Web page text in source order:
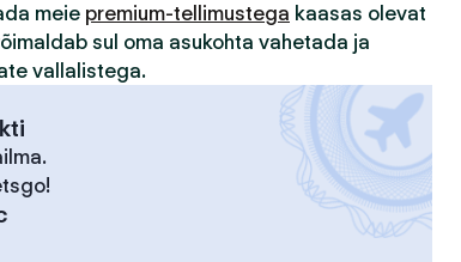
meie premium-tellimustega kaasas olevat
sul oma asukohta vahetada ja
vallalistega.